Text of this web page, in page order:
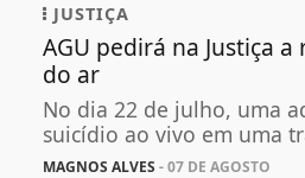
JUSTIÇA
AGU pedirá na Justiça
do ar
No dia 22 de julho, uma
suicídio ao vivo em uma
MAGNOS ALVES - 07 DE AGOSTO